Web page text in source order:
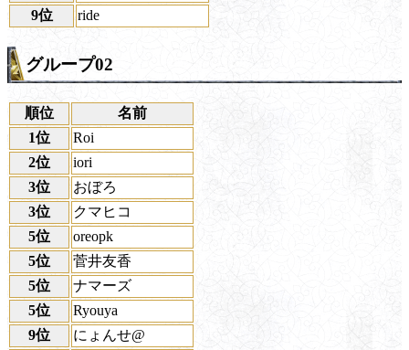
9位
ride
グループ02
順位
名前
1位
Roi
2位
iori
3位
おぼろ
3位
クマヒコ
5位
oreopk
5位
菅井友香
5位
ナマーズ
5位
Ryouya
9位
にょんせ@